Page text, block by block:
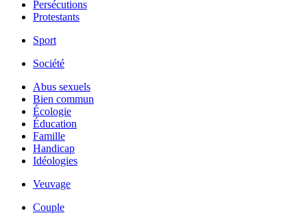
Persécutions
Protestants
Sport
Société
Abus sexuels
Bien commun
Écologie
Éducation
Famille
Handicap
Idéologies
Veuvage
Couple